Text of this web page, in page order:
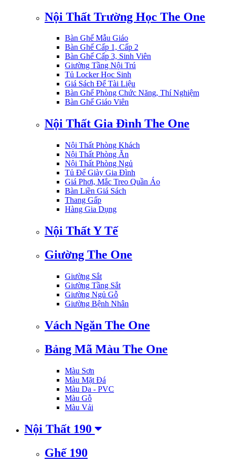
Nội Thất Trường Học The One
Bàn Ghế Mẫu Giáo
Bàn Ghế Cấp 1, Cấp 2
Bàn Ghế Cấp 3, Sinh Viên
Giường Tầng Nội Trú
Tủ Locker Học Sinh
Giá Sách Để Tài Liệu
Bàn Ghế Phòng Chức Năng, Thí Nghiệm
Bàn Ghế Giáo Viên
Nội Thất Gia Đình The One
Nội Thất Phòng Khách
Nội Thất Phòng Ăn
Nội Thất Phòng Ngủ
Tủ Để Giày Gia Đình
Giá Phơi, Mắc Treo Quần Áo
Bàn Liền Giá Sách
Thang Gấp
Hàng Gia Dụng
Nội Thất Y Tế
Giường The One
Giường Sắt
Giường Tầng Sắt
Giường Ngủ Gỗ
Giường Bệnh Nhân
Vách Ngăn The One
Bảng Mã Màu The One
Màu Sơn
Màu Mặt Đá
Màu Da - PVC
Màu Gỗ
Màu Vải
Nội Thất 190
Ghế 190